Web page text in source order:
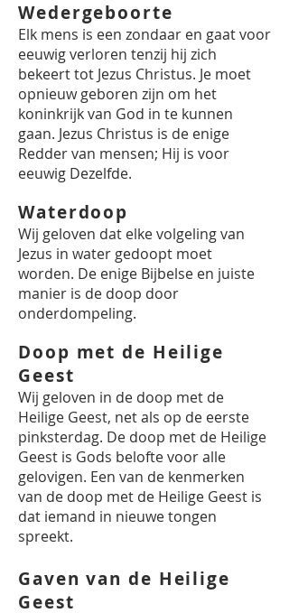
Wedergeboorte
Elk mens is een zondaar en gaat voor
eeuwig verloren tenzij hij zich
bekeert tot Jezus Christus. Je moet
opnieuw geboren zijn om het
koninkrijk van God in te kunnen
gaan. Jezus Christus is de enige
Redder van mensen; Hij is voor
eeuwig Dezelfde.
Waterdoop
Wij geloven dat elke volgeling van
Jezus in water gedoopt moet
worden. De enige Bijbelse en juiste
manier is de doop door
onderdompeling.
Doop met de Heilige
Geest
Wij geloven in de doop met de
Heilige Geest, net als op de eerste
pinksterdag. De doop met de Heilige
Geest is Gods belofte voor alle
gelovigen. Een van de kenmerken
van de doop met de Heilige Geest is
dat iemand in nieuwe tongen
spreekt.
Gaven van de Heilige
Geest